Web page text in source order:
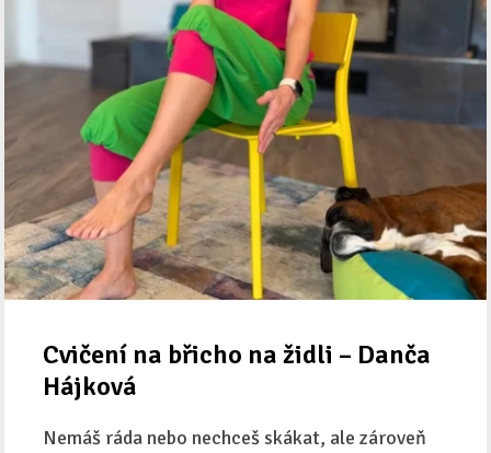
Cvičení na břicho na židli – Danča
Hájková
Nemáš ráda nebo nechceš skákat, ale zároveň